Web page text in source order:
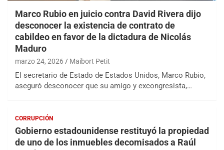
Marco Rubio en juicio contra David Rivera dijo
desconocer la existencia de contrato de
cabildeo en favor de la dictadura de Nicolás
Maduro
marzo 24, 2026 Maibort Petit
El secretario de Estado de Estados Unidos, Marco Rubio,
aseguró desconocer que su amigo y excongresista,…
CORRUPCIÓN
Gobierno estadounidense restituyó la propiedad
de uno de los inmuebles decomisados a Raúl